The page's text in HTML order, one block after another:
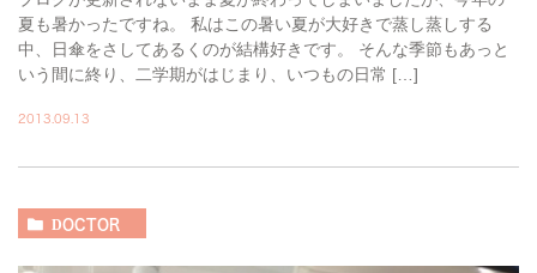
夏も暑かったですね。 私はこの暑い夏が大好きで蒸し蒸しする
中、日傘をさしてあるくのが結構好きです。 そんな季節もあっと
いう間に終り、二学期がはじまり、いつもの日常 […]
2013.09.13
DOCTOR